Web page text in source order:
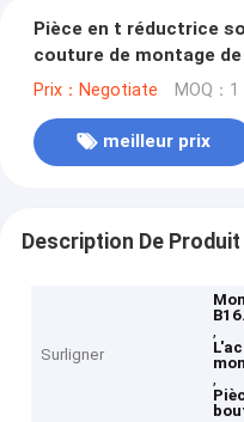
Pièce en t réductrice
couture de montage
B16.9 T
Prix：Negotiate MOQ：1
meilleur prix
Description De Produit
Surligner
,
,